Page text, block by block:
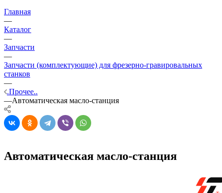
Главная
—
Каталог
—
Запчасти
—
Запчасти (комплектующие) для фрезерно-гравировальных
станков
—
.Прочее..
—Автоматическая масло-станция
Автоматическая масло-станция